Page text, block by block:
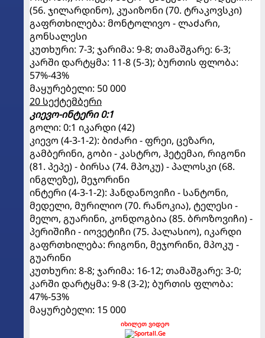
(56. ჯილარდინო), კუაიზონი (70. ტრაკოვსკი)
გაფრთხილება: მონტოლივო - ლაძარი,
გონსალესი
კუთხური: 7-3; ჯარიმა: 9-8; თამაშგარე: 6-3;
კარში დარტყმა: 11-8 (5-3); ბურთის ფლობა:
57%-43%
მაყურებელი: 50 000
20 სექტემბერი
კიევო-ინტერი 0:1
გოლი: 0:1 იკარდი (42)
კიევო (4-3-1-2): ბიძარი - ფრეი, ცეზარი,
გამბერინი, გობი - კასტრო, ჰეტემაი, რიგონი
(81. პეპე) - ბირსა (74. მპოკუ) - პალოსკი (68.
ინგლეზე), მეჯორინი
ინტერი (4-3-1-2): ჰანდანოვიჩი - სანტონი,
მედელი, მურილიო (70. რანოკია), ტელესი -
მელო, გუარინი, კონდოგბია (85. ბროზოვიჩი) -
პერიშიჩი - იოვეტიჩი (75. პალასიო), იკარდი
გაფრთხილება: რიგონი, მეჯორინი, მპოკუ -
გუარინი
კუთხური: 8-8; ჯარიმა: 16-12; თამაშგარე: 3-0;
კარში დარტყმა: 9-8 (3-2); ბურთის ფლობა:
47%-53%
მაყურებელი: 15 000
იხილეთ ვიდეო